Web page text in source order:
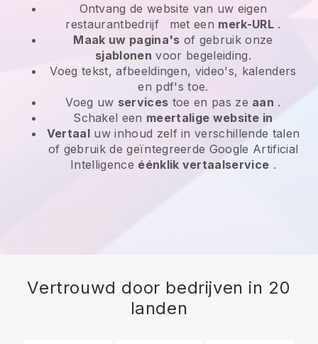
Ontvang de website van uw eigen
restaurantbedrijf
met een merk-URL.
Maak uw pagina's of gebruik onze
sjablonen voor begeleiding.
Voeg tekst, afbeeldingen, video's, kalenders
en pdf's toe.
Voeg uw services toe en pas ze aan .
Schakel een meertalige website in
Vertaal uw inhoud zelf in verschillende talen
of gebruik de geïntegreerde Google Artificial
Intelligence éénklik vertaalservice .
Vertrouwd door bedrijven in 20
landen